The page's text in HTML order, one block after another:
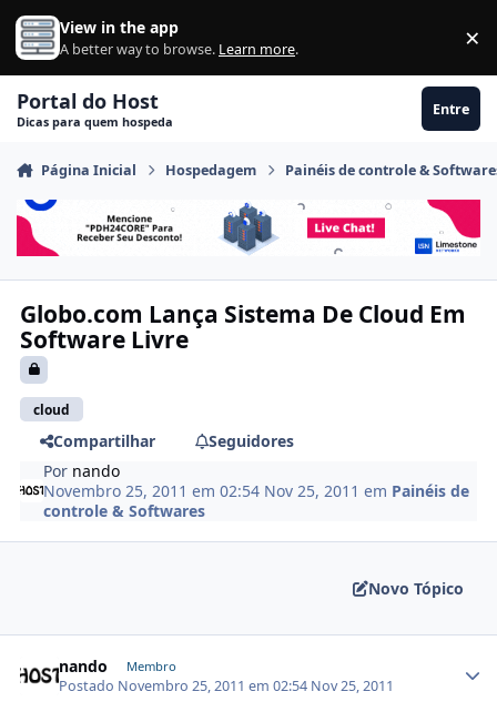
Ir para conteúdo
View in the app
A better way to browse. Learn more. ×
Portal do Host
Dicas para quem hospeda
Entre
Página Inicial Hospedagem Painéis de controle &
Globo.com Lança Sistema De Cloud Em
Software Livre
cloud
Compartilhar
Seguidores
Por nando
Novembro 25, 2011 em 02:54 Nov 25, 2011 em Painéis de
controle & Softwares
Novo Tópico
nando Membro
Postado Novembro 25, 2011 em 02:54 Nov 25, 2011